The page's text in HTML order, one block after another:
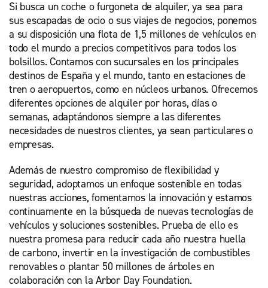
Si busca un coche o furgoneta de alquiler, ya sea para
sus escapadas de ocio o sus viajes de negocios, ponemos
a su disposición una flota de 1,5 millones de vehículos en
todo el mundo a precios competitivos para todos los
bolsillos. Contamos con sucursales en los principales
destinos de España y el mundo, tanto en estaciones de
tren o aeropuertos, como en núcleos urbanos. Ofrecemos
diferentes opciones de alquiler por horas, días o
semanas, adaptándonos siempre a las diferentes
necesidades de nuestros clientes, ya sean particulares o
empresas.
Además de nuestro compromiso de flexibilidad y
seguridad, adoptamos un enfoque sostenible en todas
nuestras acciones, fomentamos la innovación y estamos
continuamente en la búsqueda de nuevas tecnologías de
vehículos y soluciones sostenibles. Prueba de ello es
nuestra promesa para reducir cada año nuestra huella
de carbono, invertir en la investigación de combustibles
renovables o plantar 50 millones de árboles en
colaboración con la Arbor Day Foundation.